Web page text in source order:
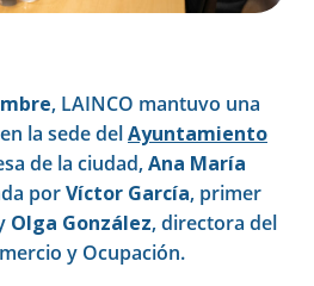
, LAINCO mantuvo una
la sede delAyuntamiento
de la ciudad,Ana María
porVíctor García, primer
Olga González, directora del
y Ocupación.